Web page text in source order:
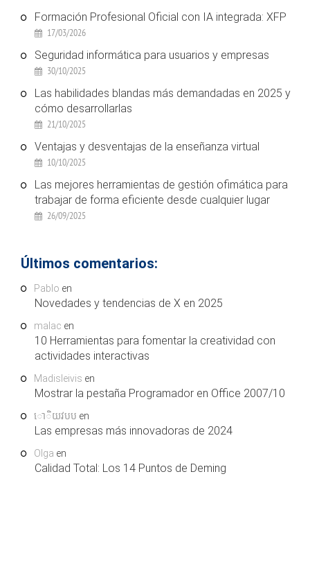
Formación Profesional Oficial con IA integrada: XFP
17/03/2026
Seguridad informática para usuarios y empresas
30/10/2025
Las habilidades blandas más demandadas en 2025 y
cómo desarrollarlas
21/10/2025
Ventajas y desventajas de la enseñanza virtual
10/10/2025
Las mejores herramientas de gestión ofimática para
trabajar de forma eficiente desde cualquier lugar
26/09/2025
Últimos comentarios:
Pablo en
Novedades y tendencias de X en 2025
malac en
10 Herramientas para fomentar la creatividad con
actividades interactivas
Madisleivis en
Mostrar la pestaña Programador en Office 2007/10
ោិយវបប en
Las empresas más innovadoras de 2024
Olga en
Calidad Total: Los 14 Puntos de Deming